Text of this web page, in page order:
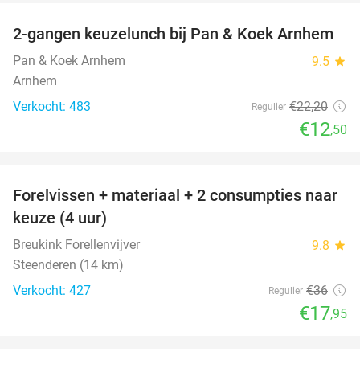
44%
2-gangen keuzelunch bij Pan & Koek Arnhem
Pan & Koek Arnhem 9.5 star
Arnhem
Verkocht: 483
Regulier €22,20
€12,50
50%
Forelvissen + materiaal + 2 consumpties naar
keuze (4 uur)
Breukink Forellenvijver 9.8 star
Steenderen (14 km)
Verkocht: 427
Regulier €36
€17,95